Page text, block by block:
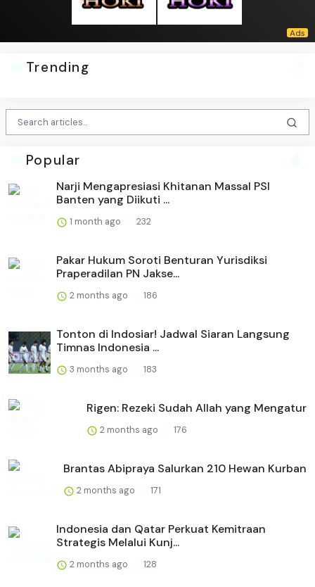
Trending
Popular
Narji Mengapresiasi Khitanan Massal PSI
Banten yang Diikuti ...
1 month ago 232
Pakar Hukum Soroti Benturan Yurisdiksi
Praperadilan PN Jakse...
2 months ago 186
Tonton di Indosiar! Jadwal Siaran Langsung
Timnas Indonesia ...
3 months ago 183
Rigen: Rezeki Sudah Allah yang Mengatur
2 months ago 176
Brantas Abipraya Salurkan 210 Hewan Kurban
2 months ago 171
Indonesia dan Qatar Perkuat Kemitraan
Strategis Melalui Kunj...
2 months ago 128